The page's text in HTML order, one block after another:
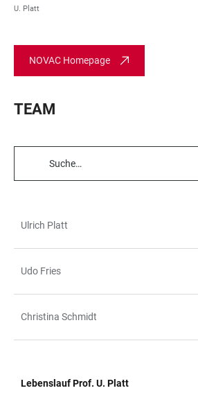
U. Platt
NOVAC Homepage
TEAM
TABELLENFILTER
Ulrich Platt
Udo Fries
Christina Schmidt
Lebenslauf Prof. U. Platt